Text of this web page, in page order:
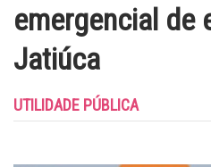
emergencial de
Jatiúca
UTILIDADE PÚBLICA